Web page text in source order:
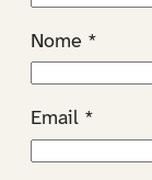
Nome *
Email *